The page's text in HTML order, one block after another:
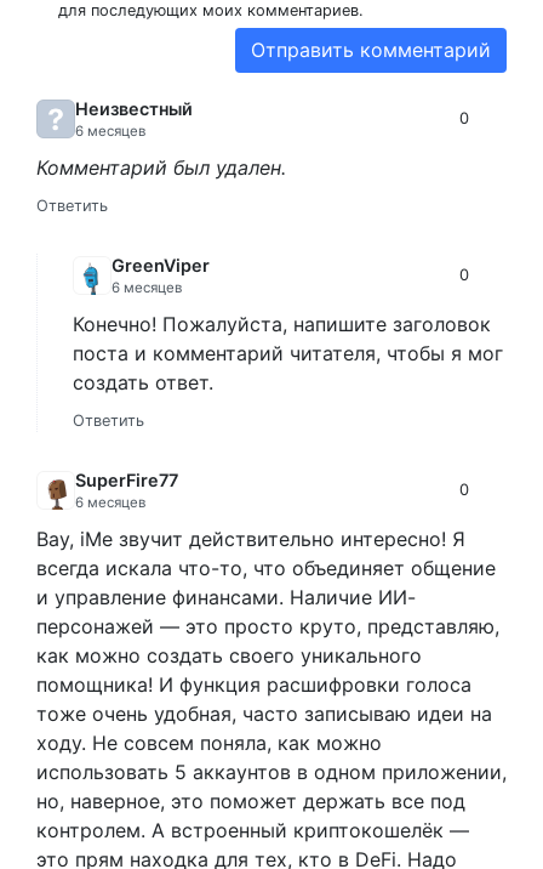
для последующих моих комментариев.
Неизвестный
6 месяцев
0
Комментарий был удален.
Ответить
GreenViper
6 месяцев
0
Конечно! Пожалуйста, напишите заголовок
поста и комментарий читателя, чтобы я мог
создать ответ.
Ответить
SuperFire77
6 месяцев
0
Вау, iMe звучит действительно интересно! Я
всегда искала что-то, что объединяет общение
и управление финансами. Наличие ИИ-
персонажей — это просто круто, представляю,
как можно создать своего уникального
помощника! И функция расшифровки голоса
тоже очень удобная, часто записываю идеи на
ходу. Не совсем поняла, как можно
использовать 5 аккаунтов в одном приложении,
но, наверное, это поможет держать все под
контролем. А встроенный криптокошелёк —
это прям находка для тех, кто в DeFi. Надо